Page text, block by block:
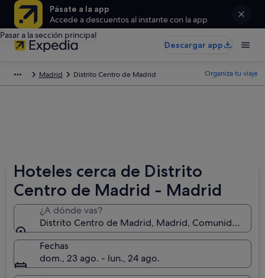
Pásate a la app
Accede a descuentos al instante con la app
Pasar a la sección principal
Descargar app
Madrid Distrito Centro de Madrid Organiza tu viaje
Hoteles cerca de Distrito
Centro de Madrid - Madrid
¿A dónde vas?
Distrito Centro de Madrid, Madrid, Comunidad de
Fechas
dom., 23 ago. - lun., 24 ago.